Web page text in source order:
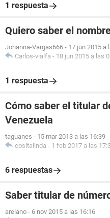
1 respuesta
Quiero saber el
Johanna-Vargas666 - 17 jun 2015 a
Carlos-vialfa - 18 jun 2015 a las
1 respuesta
Cómo saber el titular
Venezuela
taguanes - 15 mar 2013 a las 16:39
cositalinda - 1 feb 2017 a las
6 respuestas
Saber titular de
arelano - 6 nov 2015 a las 16:16